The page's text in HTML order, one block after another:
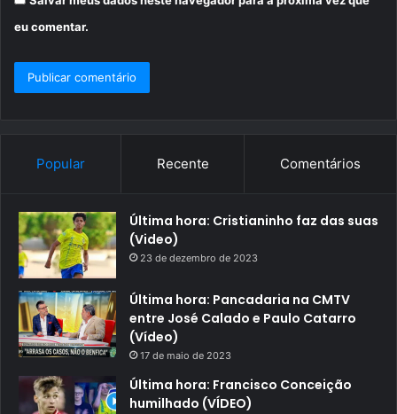
eu comentar.
Popular Recente Comentários
Última hora: Cristianinho faz das suas
(Video)
23 de dezembro de 2023
Última hora: Pancadaria na CMTV
entre José Calado e Paulo Catarro
(Vídeo)
17 de maio de 2023
Última hora: Francisco Conceição
humilhado (VÍDEO)